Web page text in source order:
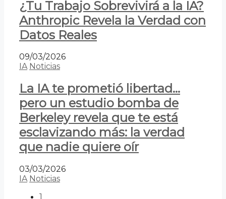
¿Tu Trabajo Sobrevivirá a la IA?
Anthropic Revela la Verdad con
Datos Reales
09/03/2026
IA Noticias
La IA te prometió libertad…
pero un estudio bomba de
Berkeley revela que te está
esclavizando más: la verdad
que nadie quiere oír
03/03/2026
IA Noticias
1